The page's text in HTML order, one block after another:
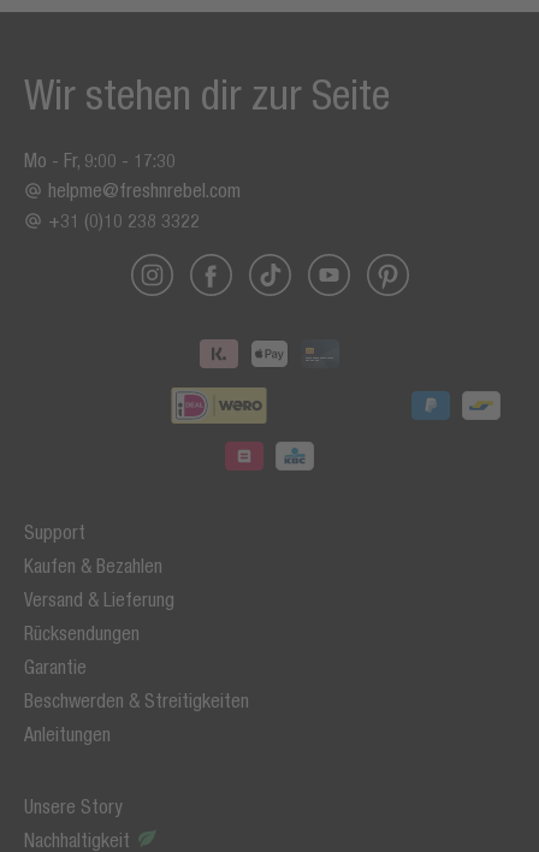
Support
Kaufen & Bezahlen
Versand & Lieferung
Rücksendungen
Garantie
Beschwerden & Streitigkeiten
Anleitungen
Unsere Story
Nachhaltigkeit
Wir stehen dir zur Seite
Mo - Fr, 9:00 - 17:30
helpme@freshnrebel.com
+31 (0)10 238 3322